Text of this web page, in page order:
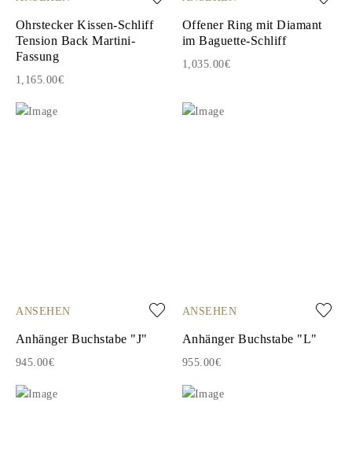
Ohrstecker Kissen-Schliff
Tension Back Martini-
Fassung
1,165.00€
Offener Ring mit Diamant
im Baguette-Schliff
1,035.00€
ANSEHEN
Anhänger Buchstabe "J"
945.00€
ANSEHEN
Anhänger Buchstabe "L"
955.00€